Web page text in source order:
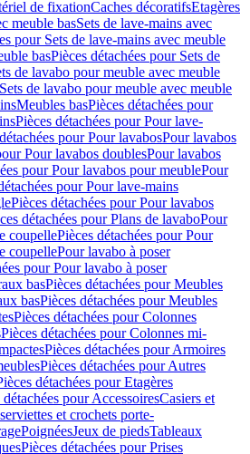
de fixationCaches décoratifsEtagères
meuble basSets de lave-mains avec
pour Sets de lave-mains avec meuble
basPièces détachées pour Sets de
de lavabo pour meuble avec meuble
de lavabo pour meuble avec meuble
Meubles basPièces détachées pour
Pièces détachées pour Pour lave-
pour Pour lavabosPour lavabos
Pour lavabos doublesPour lavabos
pour Pour lavabos pour meublePour
pour Pour lave-mains
Pièces détachées pour Pour lavabos
détachées pour Plans de lavaboPour
coupellePièces détachées pour Pour
coupellePour lavabo à poser
pour Pour lavabo à poser
basPièces détachées pour Meubles
basPièces détachées pour Meubles
Pièces détachées pour Colonnes
Pièces détachées pour Colonnes mi-
Pièces détachées pour Armoires
Pièces détachées pour Autres
détachées pour Etagères
détachées pour AccessoiresCasiers et
et crochets porte-
PoignéesJeux de piedsTableaux
Pièces détachées pour Prises